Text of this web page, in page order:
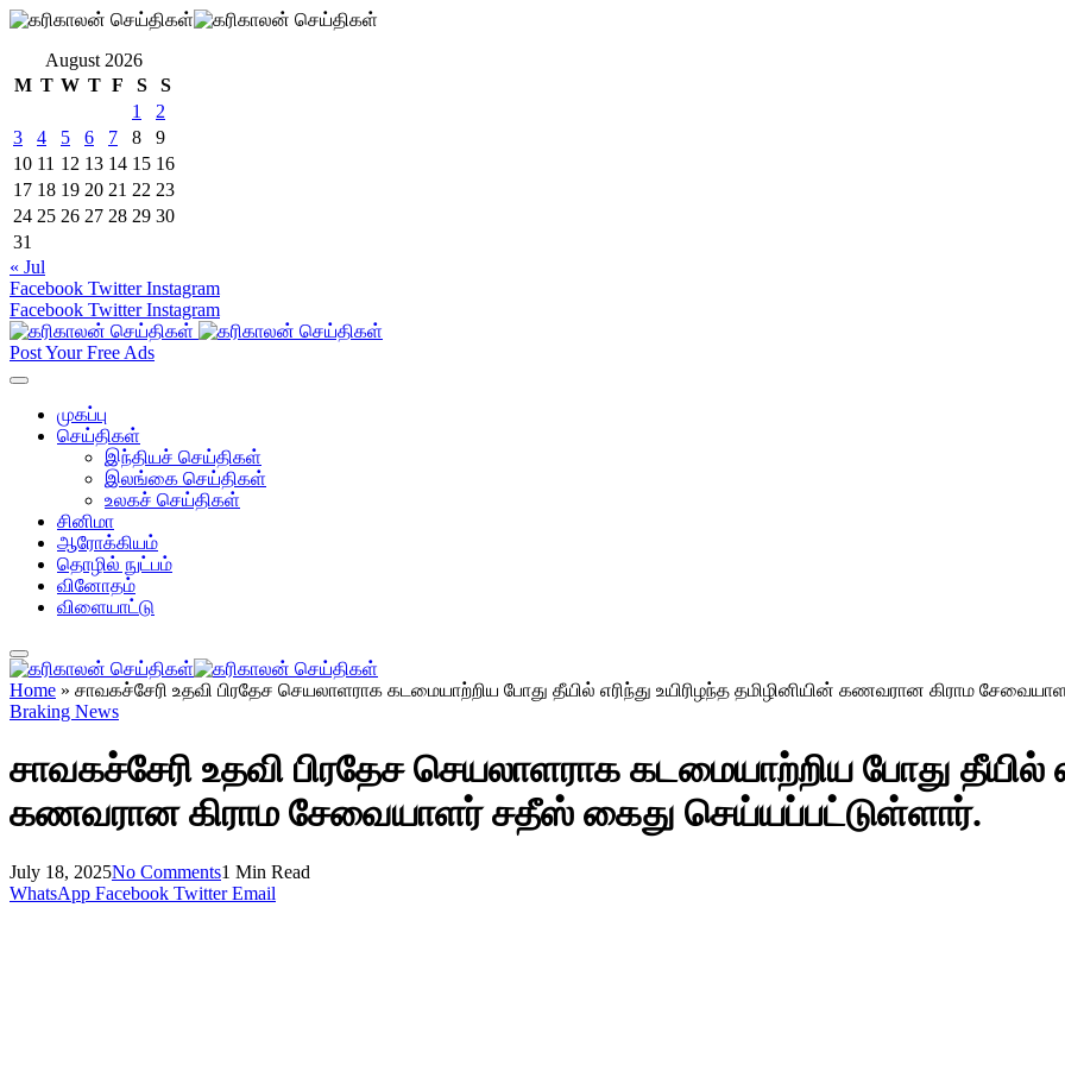
August 2026
M T W T F S
S
1
2
3
4 5 6 7 8
9
10 11 12 13 14 15 16
17 18 19 20 21 22 23
24 25 26 27 28 29 30
31
« Jul
Facebook Twitter Instagram
Facebook Twitter Instagram
Post Your Free Ads
முகப்பு
செய்திகள்
இந்தியச் செய்திகள்
இலங்கை செய்திகள்
உலகச் செய்திகள்
சினிமா
ஆரோக்கியம்
தொழில் நுட்பம்
வினோதம்
விளையாட்டு
Home » சாவகச்சேரி உதவி பிரதேச செயலாளராக கடமையாற்றிய போது தீயில் எரிந்து உயிரிழந்த தமிழினியின் கணவரான கிராம
Braking News
சாவகச்சேரி உதவி பிரதேச செயலாளராக கடமையாற்றிய போது தீயில்
கணவரான கிராம சேவையாளர் சதீஸ் கைது செய்யப்பட்டுள்ளார்.
July 18, 2025No Comments1 Min Read
WhatsApp Facebook Twitter Email